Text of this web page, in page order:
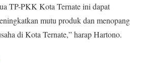
TP-PKK Kota Ternate ini dapat
mutu produk dan menopang
di Kota Ternate,” harap Hartono.